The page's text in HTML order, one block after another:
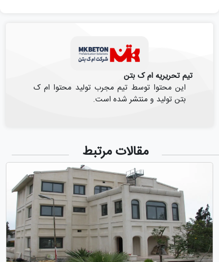
تیم تحریریه ام ک بتن
این محتوا توسط تیم مجرب تولید محتوا ام ک
بتن تولید و منتشر شده است.
مقالات مرتبط